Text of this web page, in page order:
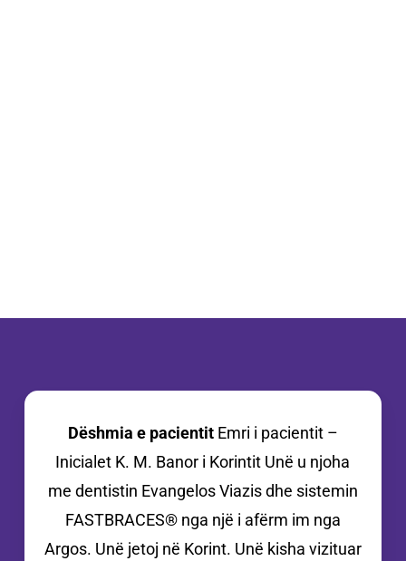
Dëshmia e pacientitEmri i pacientit –
Inicialet K. M. Banor i Korintit Unë u njoha
me dentistin Evangelos Viazis dhe sistemin
FASTBRACES® nga një i afërm im nga
Argos. Unë jetoj në Korint. Unë kisha vizituar